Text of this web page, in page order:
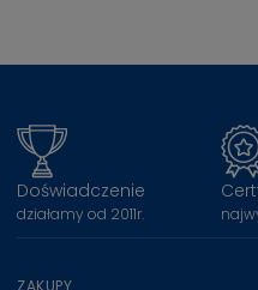
Doświadczenie
działamy od 2011r.